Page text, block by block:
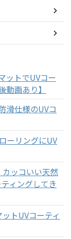
ットでUVコー
画あり】
滑仕様のUVコ
ーリングにUV
ッコいい天然
ィングしてき
トUVコーティ